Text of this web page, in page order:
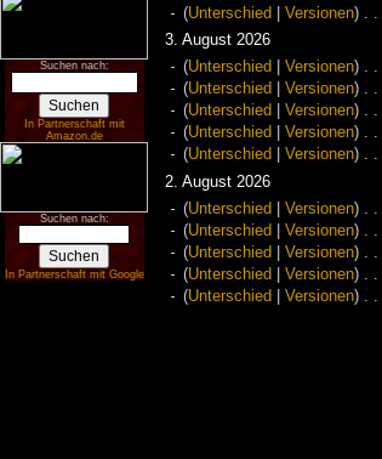
Suchen nach:
In Partnerschaft mit
Amazon.de
Suchen nach:
In Partnerschaft mit Google
(Unterschied Versionen) . .
3. August 2026
(Unterschied Versionen) . .
(Unterschied Versionen) . .
(Unterschied Versionen) . .
(Unterschied Versionen) . .
(Unterschied Versionen) . .
2. August 2026
(Unterschied Versionen)
(Unterschied Versionen)
(Unterschied Versionen)
(Unterschied Versionen)
(Unterschied Versionen)